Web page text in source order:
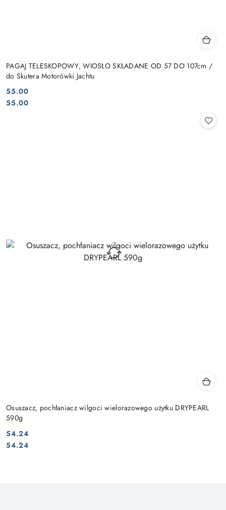
PAGAJ TELESKOPOWY, WIOSŁO SKŁADANE OD 57 DO 107cm /
do Skutera Motorówki Jachtu
Cena:
55.00
Cena:
55.00
Osuszacz, pochłaniacz wilgoci wielorazowego użytku DRYPEARL
590g
Cena:
54.24
Cena:
54.24